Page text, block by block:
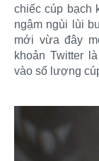
chiếc cúp bạch
ngậm ngùi lùi
mới vừa đây
khoản Twitter
vào số lượng